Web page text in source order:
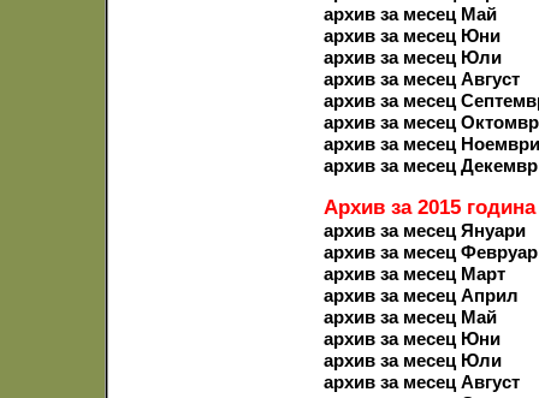
архив за месец Май
архив за месец Юни
архив за месец Юли
архив за месец Август
архив за месец
архив за месец
архив за месец Ноември
архив за месец
Архив за 2015 година
архив за месец Януари
архив за месец
архив за месец Март
архив за месец Април
архив за месец Май
архив за месец Юни
архив за месец Юли
архив за месец Август